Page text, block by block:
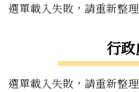
選單載入失敗，請重新整理
行
選單載入失敗，請重新整理